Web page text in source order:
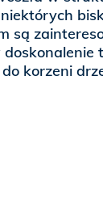
są
korzeni